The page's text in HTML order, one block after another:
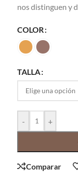
nos distinguen y
COLOR
TALLA
- +
Comparar